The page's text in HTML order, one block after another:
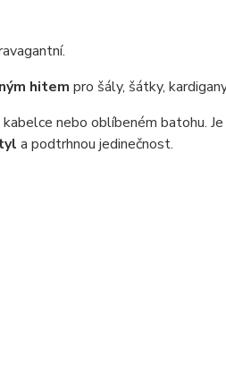
hitem pro šály, šátky,
nebo oblíbeném batohu.
a podtrhnou jedinečnost.